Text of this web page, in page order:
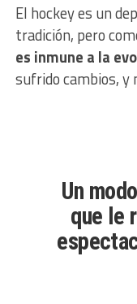
El hockey es un
tradición, pero
es inmune a la
sufrido cambios, y
Un
que le